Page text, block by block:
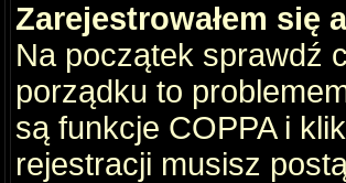
Zarejestrowałem się
Na początek sprawdź
porządku to
są funkcje COPPA i
rejestracji musisz